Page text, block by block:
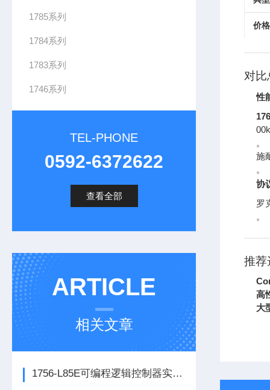
1785系列
1784系列
1783系列
1746系列
TEL-PHONE
0592-6372622
查看全部
ARTICLE
相关文章
1756-L85E可编程逻辑控制器实操应用常见问题分析及解决方法探讨
价
对比
性
。
施
。
协
罗
。
推荐
高
大